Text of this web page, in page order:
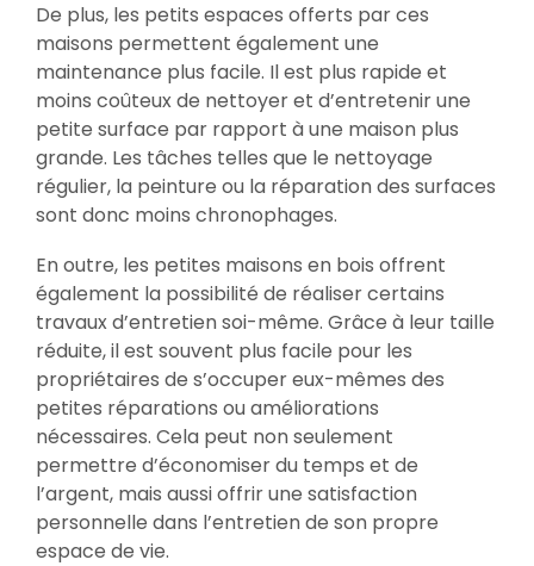
De plus, les petits espaces offerts par ces
maisons permettent également une
maintenance plus facile. Il est plus rapide et
moins coûteux de nettoyer et d’entretenir une
petite surface par rapport à une maison plus
grande. Les tâches telles que le nettoyage
régulier, la peinture ou la réparation des surfaces
sont donc moins chronophages.
En outre, les petites maisons en bois offrent
également la possibilité de réaliser certains
travaux d’entretien soi-même. Grâce à leur taille
réduite, il est souvent plus facile pour les
propriétaires de s’occuper eux-mêmes des
petites réparations ou améliorations
nécessaires. Cela peut non seulement
permettre d’économiser du temps et de
l’argent, mais aussi offrir une satisfaction
personnelle dans l’entretien de son propre
espace de vie.